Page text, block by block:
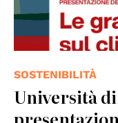
SOSTENIBILITÀ
Università di